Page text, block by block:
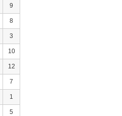
9
8
3
10
12
7
1
5